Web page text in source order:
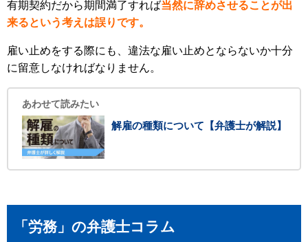
有期契約だから期間満了すれば当然に辞めさせることが出
来るという考えは誤りです。
雇い止めをする際にも、違法な雇い止めとならないか十分
に留意しなければなりません。
あわせて読みたい
解雇の種類について【弁護士が解説】
「労務」の弁護士コラム